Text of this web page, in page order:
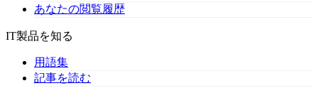
あなたの閲覧履歴
IT製品を知る
用語集
記事を読む